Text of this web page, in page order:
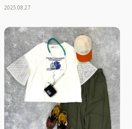
2025.08.27